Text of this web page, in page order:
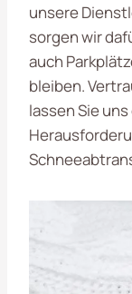
unsere
sorgen wir
auch
bleiben.
lassen Sie